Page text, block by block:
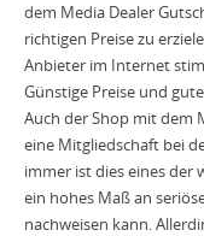
dem Media Dealer
richtigen Preise zu
Anbieter im Internet
Günstige Preise und
Auch der Shop mit dem
eine Mitgliedschaft bei
immer ist dies eines der
ein hohes Maß an
nachweisen kann.